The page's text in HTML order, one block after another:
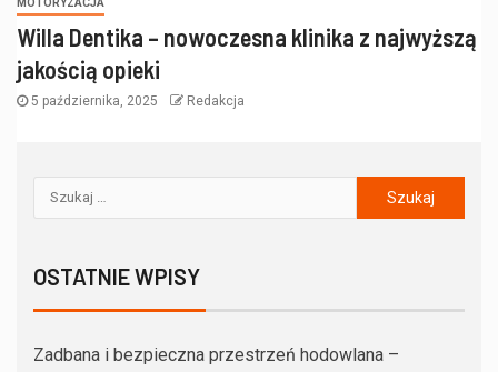
MOTORYZACJA
Willa Dentika – nowoczesna klinika z najwyższą
jakością opieki
5 października, 2025 Redakcja
OSTATNIE WPISY
Zadbana i bezpieczna przestrzeń hodowlana –